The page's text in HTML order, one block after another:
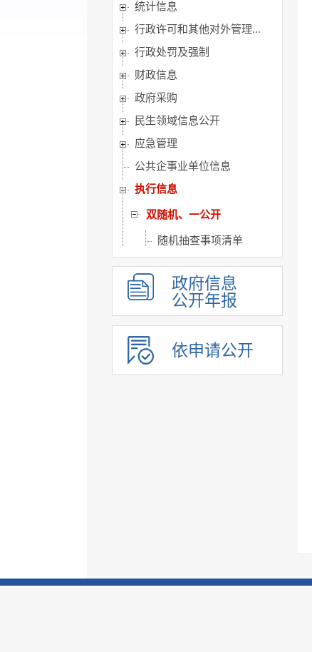
统计信息
行政许可和其他对外管理...
行政处罚及强制
财政信息
政府采购
民生领域信息公开
应急管理
公共企事业单位信息
执行信息
双随机、一公开
随机抽查事项清单
检查对象名录库
执法检查人员名录库
查处结果
服务信息
政府信息
公开年报
依申请公开